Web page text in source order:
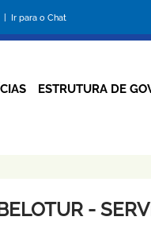
| Ir para o Chat
ESTRUTURA DE
-